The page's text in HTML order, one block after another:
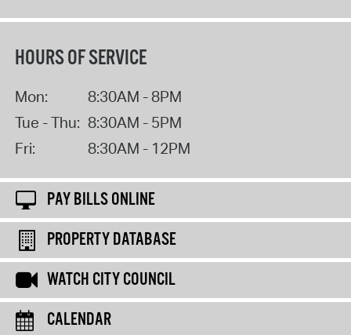
HOURS OF SERVICE
Mon:
8:30AM - 8PM
Tue - Thu: 8:30AM - 5PM
Fri:
8:30AM - 12PM
PAY BILLS ONLINE
PROPERTY DATABASE
WATCH CITY COUNCIL
CALENDAR